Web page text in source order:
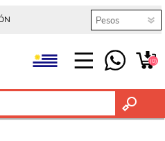
(0)